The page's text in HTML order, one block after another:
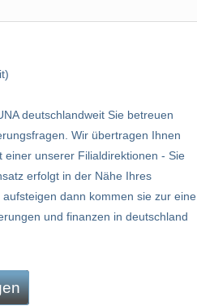
deutschlandweit Sie betreuen
Wir übertragen Ihnen
unserer Filialdirektionen - Sie
erfolgt in der Nähe Ihres
dann kommen sie zur eine
und finanzen in deutschland